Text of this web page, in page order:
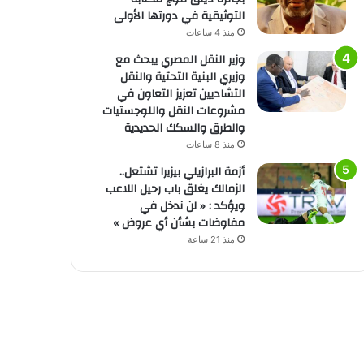
التوثيقية في دورتها الأولى
منذ 4 ساعات
وزير النقل المصري يبحث مع
وزيري البنية التحتية والنقل
التشاديين تعزيز التعاون في
مشروعات النقل واللوجستيات
والطرق والسكك الحديدية
منذ 8 ساعات
أزمة البرازيلي بيزيرا تشتعل..
الزمالك يغلق باب رحيل اللاعب
ويؤكد : « لن ندخل في
مفاوضات بشأن أي عروض »
منذ 21 ساعة